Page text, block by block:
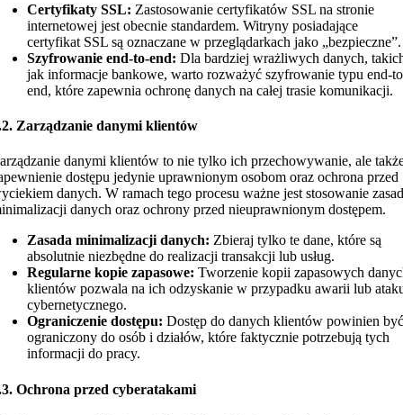
Certyfikaty SSL: Zastosowanie certyfikatów SSL na stronie
internetowej jest obecnie standardem. Witryny posiadające
certyfikat SSL są oznaczane w przeglądarkach jako „bezpieczne”.
Szyfrowanie end-to-end: Dla bardziej wrażliwych danych,
jak informacje bankowe, warto rozważyć szyfrowanie typu end-
end, które zapewnia ochronę danych na całej trasie komunikacji.
Zarządzanie danymi klientów
danymi klientów to nie tylko ich przechowywanie, ale
dostępu jedynie uprawnionym osobom oraz ochrona przed
danych. W ramach tego procesu ważne jest stosowanie
danych oraz ochrony przed nieuprawnionym dostępem.
Zasada minimalizacji danych: Zbieraj tylko te dane, które są
absolutnie niezbędne do realizacji transakcji lub usług.
Regularne kopie zapasowe: Tworzenie kopii zapasowych
klientów pozwala na ich odzyskanie w przypadku awarii lub
cybernetycznego.
Ograniczenie dostępu: Dostęp do danych klientów powinien
ograniczony do osób i działów, które faktycznie potrzebują tych
informacji do pracy.
Ochrona przed cyberatakami